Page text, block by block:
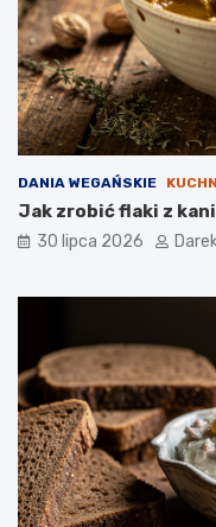
DANIA WEGAŃSKIE
Jak zrobić flaki z
30 lipca 2026